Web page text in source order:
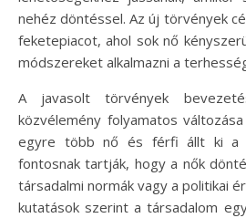
nehéz döntéssel. Az új törvények
feketepiacot, ahol sok nő
módszereket alkalmazni a
A javasolt törvények
közvélemény folyamatos
egyre több nő és férfi állt ki a
fontosnak tartják, hogy a nők
társadalmi normák vagy a politikai
kutatások szerint a társadalom